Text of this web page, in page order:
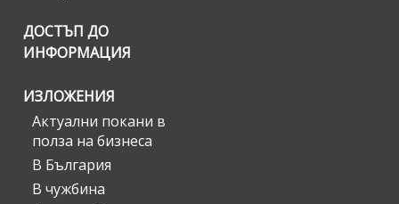
ДОСТЪП ДО
ИНФОРМАЦИЯ
ИЗЛОЖЕНИЯ
Актуални покани в
полза на бизнеса
В България
В чужбина